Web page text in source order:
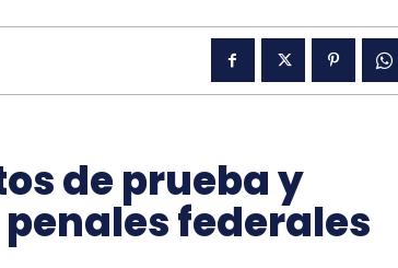
de prueba y
federales